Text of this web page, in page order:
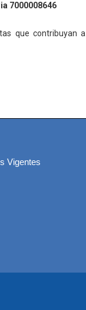
7000008646
que contribuyan
Vigentes